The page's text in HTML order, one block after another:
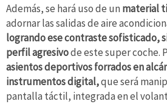
Además, se hará uso de un material
adornar las salidas de aire
logrando ese contraste sofisticado,
perfil agresivode este super coche.
asientos deportivos forrados en
instrumentos digital,que será
pantalla táctil, integrada en el